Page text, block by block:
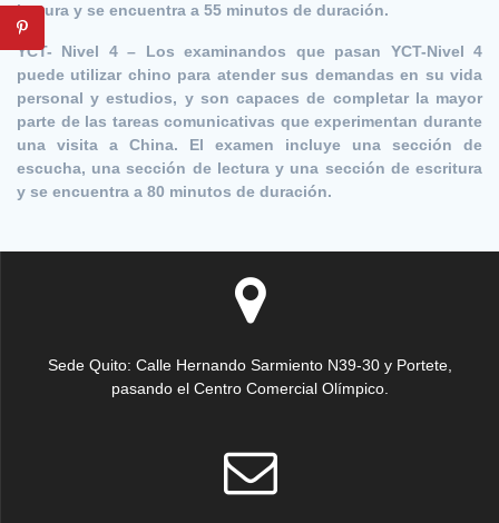
lectura y se encuentra a 55 minutos de duración.
YCT- Nivel 4 – Los examinandos que pasan YCT-Nivel 4
puede utilizar chino para atender sus demandas en su vida
personal y estudios, y son capaces de completar la mayor
parte de las tareas comunicativas que experimentan durante
una visita a China. El examen incluye una sección de
escucha, una sección de lectura y una sección de escritura
y se encuentra a 80 minutos de duración.
Sede Quito: Calle Hernando Sarmiento N39-30 y Portete,
pasando el Centro Comercial Olímpico.